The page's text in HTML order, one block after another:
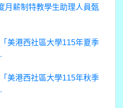
月薪制特教學生助理人員甄
美港西社區大學115年夏季
美港西社區大學115年秋季